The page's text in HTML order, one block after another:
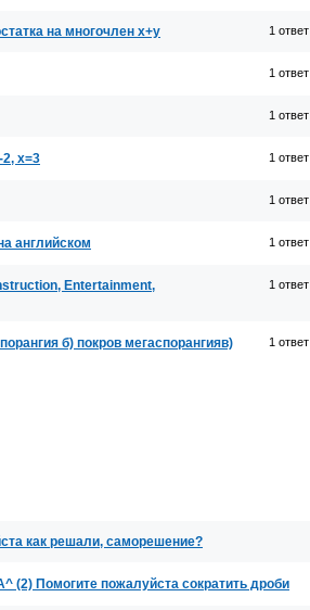
на многочлен x+y 1 ответ
1 ответ
1 ответ
x=3 1 ответ
1 ответ
английском 1 ответ
Entertainment,
1 ответ
б) покров мегаспорангияв)
1 ответ
как решали, саморешение?
(2) Помогите пожалуйста сократить дроби